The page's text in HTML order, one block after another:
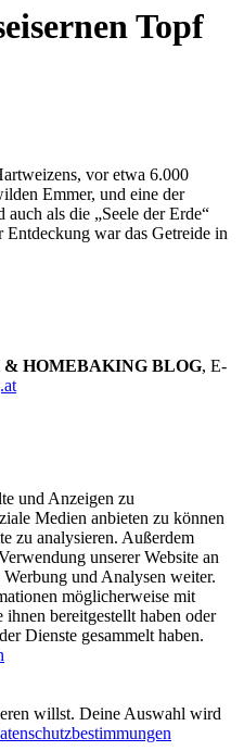
Topf
vor etwa 6.000
Emmer, und eine der
als die „Seele der Erde“
Entdeckung war das Getreide in
HOMEBAKING BLOG, E-
und Anzeigen zu
Medien anbieten zu können
zu analysieren. Außerdem
unserer Website an
und Analysen weiter.
möglicherweise mit
bereitgestellt haben oder
Dienste gesammelt haben.
willst. Deine Auswahl wird